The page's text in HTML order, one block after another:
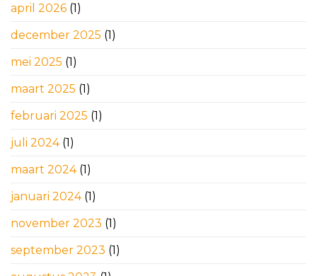
april 2026 (1)
december 2025 (1)
mei 2025 (1)
maart 2025 (1)
februari 2025 (1)
juli 2024(1)
maart 2024(1)
januari 2024(1)
november 2023 (1)
september 2023 (1)